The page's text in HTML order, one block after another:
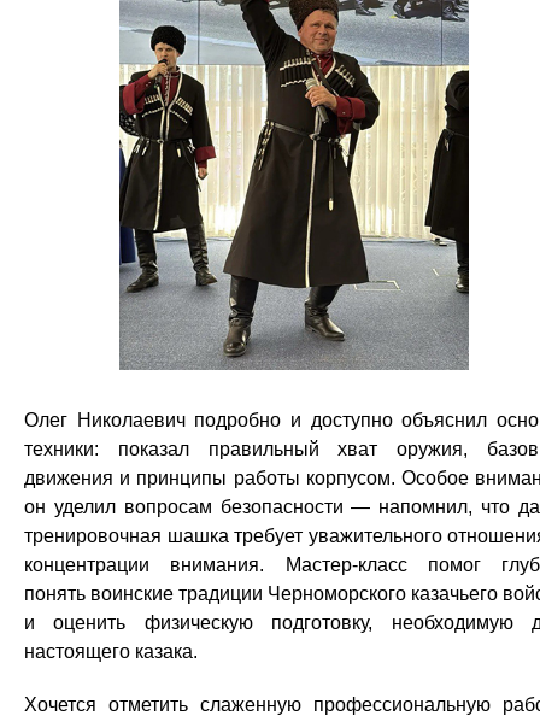
Олег Николаевич подробно и доступно объяснил
техники: показал правильный хват оружия,
движения и принципы работы корпусом. Особое
он уделил вопросам безопасности — напомнил, что
тренировочная шашка требует уважительного
концентрации внимания. Мастер-класс помог
понять воинские традиции Черноморского казачьего
и оценить физическую подготовку, необходимую
настоящего казака.
Хочется отметить слаженную профессиональную